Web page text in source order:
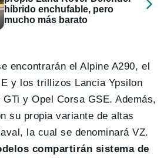
híbrido enchufable, pero
mucho más barato
encontrarán el Alpine A290, el
y los trillizos Lancia Ypsilon
GTi y Opel Corsa GSE. Además,
su propia variante de altas
la cual se denominará VZ.
compartirán sistema de